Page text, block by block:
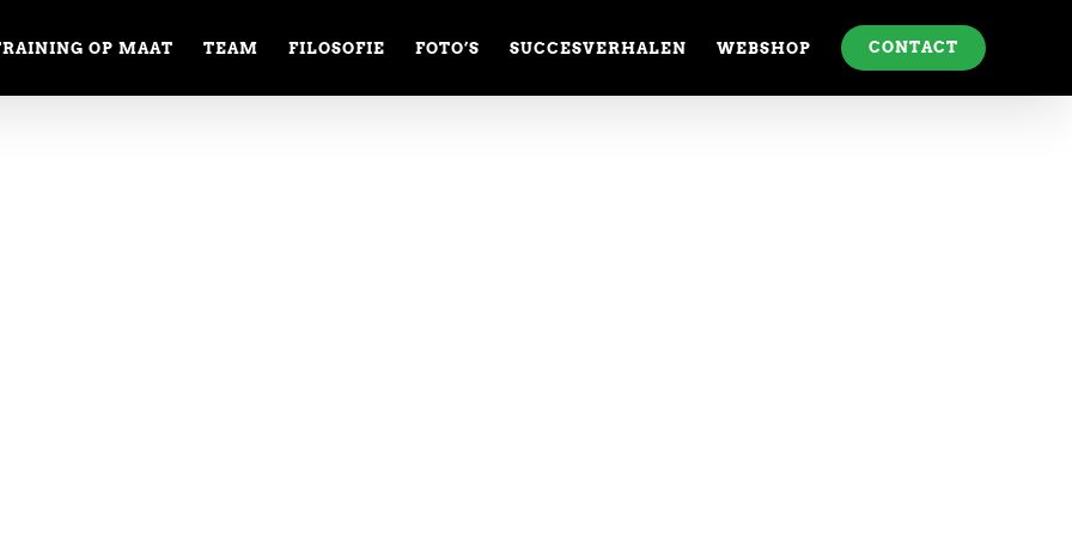
OP MAAT TEAM FILOSOFIE FOTO’S SUCCESVERHALEN WEBSHOP CONTACT